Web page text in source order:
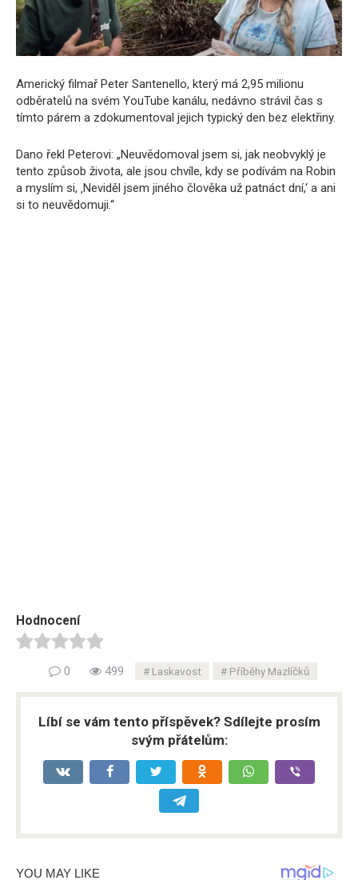
Americký filmař Peter Santenello, který má 2,95 milionu
odběratelů na svém YouTube kanálu, nedávno strávil čas s
tímto párem a zdokumentoval jejich typický den bez elektřiny.
Dano řekl Peterovi: „Neuvědomoval jsem si, jak neobvyklý je
tento způsob života, ale jsou chvíle, kdy se podívám na Robin
a myslím si, ‚Neviděl jsem jiného člověka už patnáct dní,‘ a ani
si to neuvědomuji.“
Hodnocení
0 499 Laskavost Příběhy Mazlíčků
Líbí se vám tento příspěvek? Sdílejte prosím
svým přátelům: